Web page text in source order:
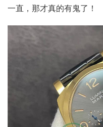
一直，那才真的有鬼了！